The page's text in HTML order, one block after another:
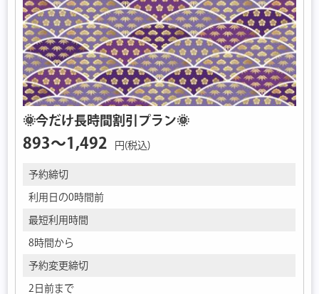
🌞今だけ長時間割引プラン🌞
893〜1,492 円(税込)
予約締切
利用日の0時間前
最短利用時間
8時間から
予約変更締切
2日前まで